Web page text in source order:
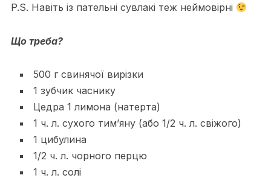
P.S. Навіть із пательні сувлакі теж неймовірні
Що треба?
500 г свинячої вирізки
1 зубчик часнику
Цедра 1 лимона (натерта)
1 ч. л. сухого тим’яну (або 1/2 ч. л. свіжого)
1 цибулина
1/2 ч. л. чорного перцю
1 ч. л. солі